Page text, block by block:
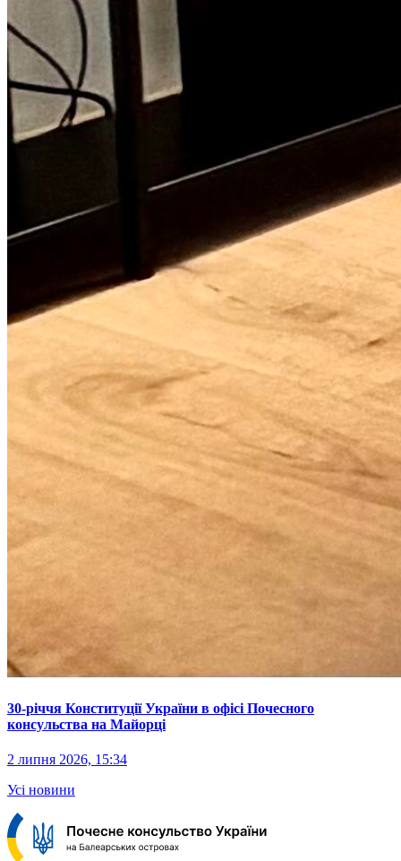
30-річчя Конституції України в офісі Почесного
консульства на Майорці
2 липня 2026, 15:34
Усі новини